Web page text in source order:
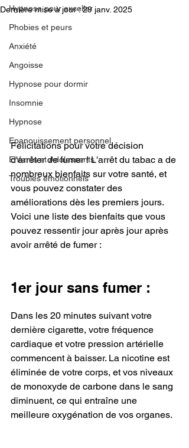
Hypnose pour exceller
Phobies et peurs
Anxiété
Angoisse
Hypnose pour dormir
Insomnie
Hypnose
Epanouissement personnel
Enfants et Adolescents
Troubles émotionnels
Dernière mise à jour :29 janv. 2025
Félicitations pour votre décision
d'arrêter de fumer ! L'arrêt du tabac a de
nombreux bienfaits sur votre santé, et
vous pouvez constater des
améliorations dès les premiers jours.
Voici une liste des bienfaits que vous
pouvez ressentir jour après jour après
avoir arrêté de fumer :
1er jour sans fumer :
Dans les 20 minutes suivant votre
dernière cigarette, votre fréquence
cardiaque et votre pression artérielle
commencent à baisser. La nicotine est
éliminée de votre corps, et vos niveaux
de monoxyde de carbone dans le sang
diminuent, ce qui entraîne une
meilleure oxygénation de vos organes.